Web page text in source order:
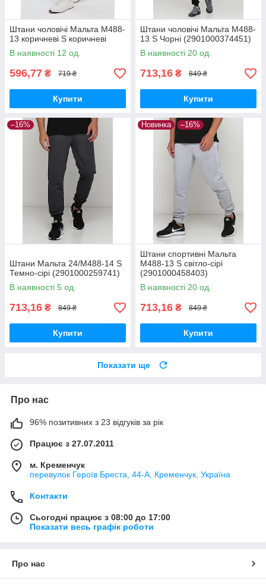
Штани чоловічі Мальта М488-
13 коричневі S коричневі
В наявності 12 од.
596,77 ₴ 719 ₴
Купити
Штани чоловічі Мальта М488-
13 S Чорні (2901000374451)
В наявності 20 од.
713,16 ₴ 849 ₴
Купити
–16%
Штани Мальта 24/М488-14 S
Темно-сірі (2901000259741)
В наявності 5 од.
713,16 ₴ 849 ₴
Купити
Новинка –16%
Штани спортивні Мальта
М488-13 S світло-сірі
(2901000458403)
В наявності 20 од.
713,16 ₴ 849 ₴
Купити
Показати ще
Про нас
96% позитивних з 23 відгуків за рік
Працює з 27.07.2011
м. Кременчук
перевулок Героїв Бреста, 44-А, Кременчук, Україна
Контакти
Сьогодні працює з 08:00 до 17:00
Показати весь графік роботи
Про нас